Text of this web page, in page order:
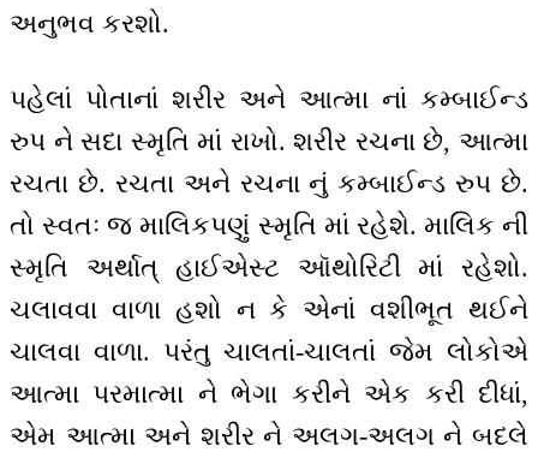
અનુભવ કરશો.
પહેલાં પોતાનાં શરીર અને આત્મા નાં કમ્બાઈન્ડ
રુપ ને સદા સ્મૃતિ માં રાખો. શરીર રચના છે, આત્મા
રચતા છે. રચતા અને રચના નું કમ્બાઈન્ડ રુપ છે.
તો સ્વતઃ જ માલિકપણું સ્મૃતિ માં રહેશે. માલિક ની
સ્મૃતિ અર્થાત્ હાઈએસ્ટ ઑથોરિટી માં રહેશો.
ચલાવવા વાળા હશો ન કે એનાં વશીભૂત થઈને
ચાલવા વાળા. પરંતુ ચાલતાં-ચાલતાં જેમ લોકોએ
આત્મા પરમાત્મા ને ભેગા કરીને એક કરી દીધાં,
એમ આત્મા અને શરીર ને અલગ-અલગ ને બદલે